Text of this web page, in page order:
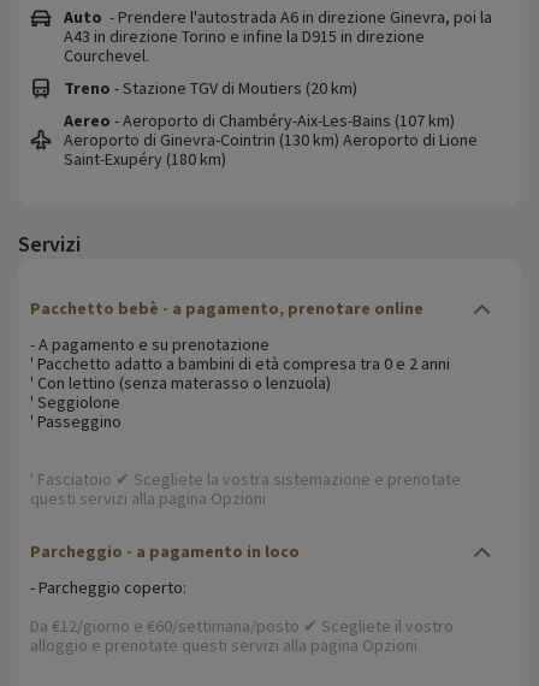
Auto - Prendere l'autostrada A6 in direzione Ginevra, poi la
A43 in direzione Torino e infine la D915 in direzione
Courchevel.
Treno - Stazione TGV di Moutiers (20 km)
Aereo - Aeroporto di Chambéry-Aix-Les-Bains (107 km)
Aeroporto di Ginevra-Cointrin (130 km) Aeroporto di Lione
Saint-Exupéry (180 km)
Servizi
Pacchetto bebè - a pagamento, prenotare online
- A pagamento e su prenotazione
' Pacchetto adatto a bambini di età compresa tra 0 e 2 anni
' Con lettino (senza materasso o lenzuola)
' Seggiolone
' Passeggino
' Fasciatoio ✔ Scegliete la vostra sistemazione e prenotate
questi servizi alla pagina Opzioni
Parcheggio - a pagamento in loco
- Parcheggio coperto:
Da €12/giorno e €60/settimana/posto ✔ Scegliete il vostro
alloggio e prenotate questi servizi alla pagina Opzioni